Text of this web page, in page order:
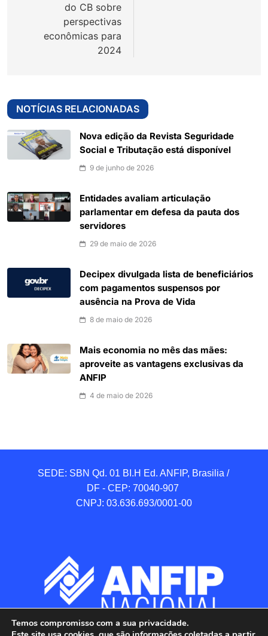
do CB sobre
perspectivas
econômicas para
2024
NOTÍCIAS RELACIONADAS
Nova edição da Revista Seguridade
Social e Tributação está disponível
9 de junho de 2026
Entidades avaliam articulação
parlamentar em defesa da pauta dos
servidores
29 de maio de 2026
Decipex divulgada lista de beneficiários
com pagamentos suspensos por
ausência na Prova de Vida
8 de maio de 2026
Mais economia no mês das mães:
aproveite as vantagens exclusivas da
ANFIP
4 de maio de 2026
SEDE: SBN Qd. 01 BI.H Ed. ANFIP, Brasilia /
DF - CEP: 70040-907
CNPJ: 03.636.693/0001-00
Temos compromisso com a sua privacidade.